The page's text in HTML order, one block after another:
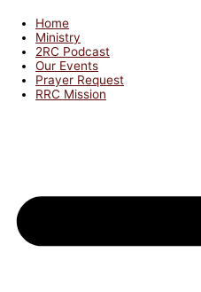
Home
Ministry
2RC Podcast
Our Events
Prayer Request
RRC Mission